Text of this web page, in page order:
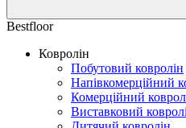
Bestfloor
Ковролін
Побутовий ковролін
Напівкомерційний
Комерційний
Виставковий